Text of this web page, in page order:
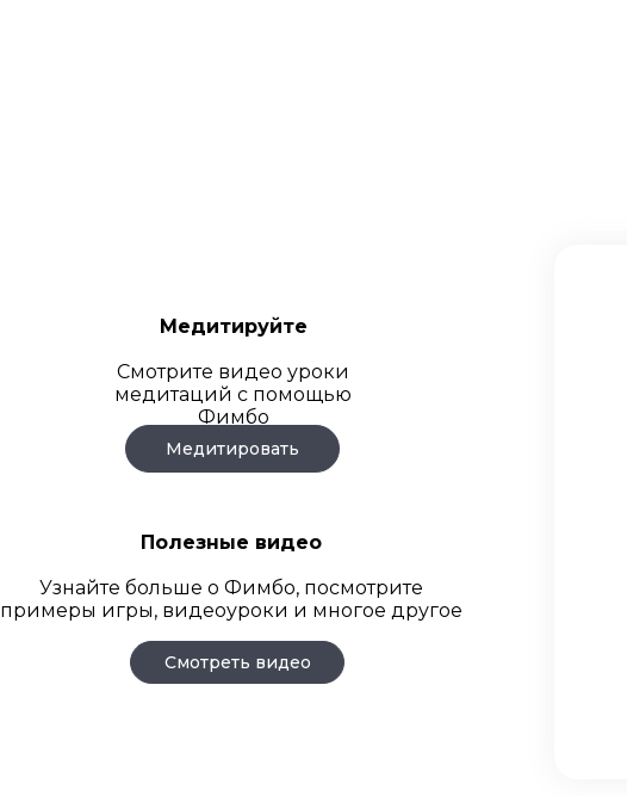
Медитируйте
Смотрите видео уроки
медитаций с помощью
Фимбо
Медитировать
Полезные видео
Узнайте больше о Фимбо, посмотрите
примеры игры, видеоуроки и многое другое
Смотреть видео